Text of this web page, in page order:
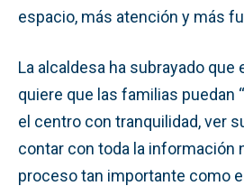
espacio, más atención y más
La alcaldesa ha subrayado que
quiere que las familias puedan
el centro con tranquilidad, ver
contar con toda la información
proceso tan importante como